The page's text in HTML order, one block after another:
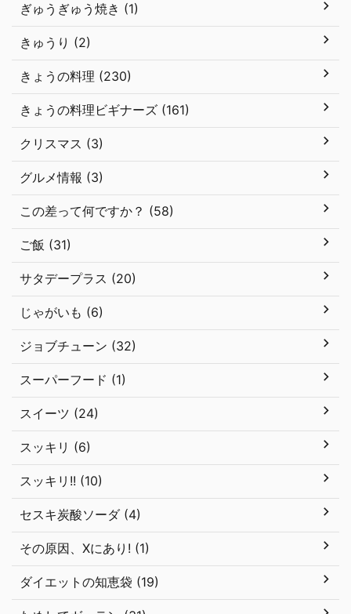
ぎゅうぎゅう焼き (1)
きゅうり (2)
きょうの料理 (230)
きょうの料理ビギナーズ (161)
クリスマス (3)
グルメ情報 (3)
この差って何ですか？ (58)
ご飯 (31)
サタデープラス (20)
じゃがいも (6)
ジョブチューン (32)
スーパーフード (1)
スイーツ (24)
スッキリ (6)
スッキリ!! (10)
セスキ炭酸ソーダ (4)
その原因、Xにあり! (1)
ダイエットの知恵袋 (19)